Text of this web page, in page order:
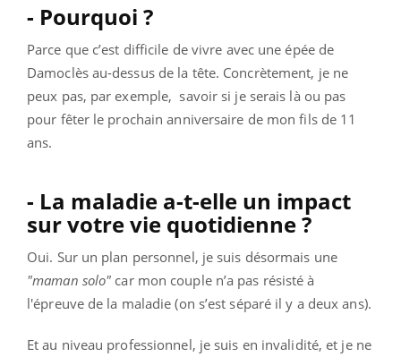
- Pourquoi ?
Parce que c’est difficile de vivre avec une épée de
Damoclès au-dessus de la tête. Concrètement, je ne
peux pas, par exemple, savoir si je serais là ou pas
pour fêter le prochain anniversaire de mon fils de 11
ans.
- La maladie a-t-elle un impact
sur votre vie quotidienne ?
Oui. Sur un plan personnel, je suis désormais une
"maman solo" car mon couple n’a pas résisté à
l'épreuve de la maladie (on s’est séparé il y a deux ans).
Et au niveau professionnel, je suis en invalidité, et je ne